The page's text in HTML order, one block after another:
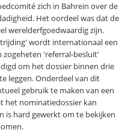
zich in Bahrein over de
Het oordeel was dat de
werelderfgoedwaardig zijn.
wordt internationaal een
zogeheten 'referral-besluit'
om het dossier binnen drie
leggen. Onderdeel van dit
gebruik te maken van een
het nominatiedossier kan
is hard gewerkt om te bekijken